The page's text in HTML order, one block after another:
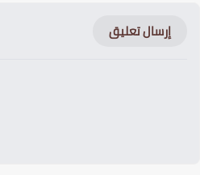
إرسال تعليق